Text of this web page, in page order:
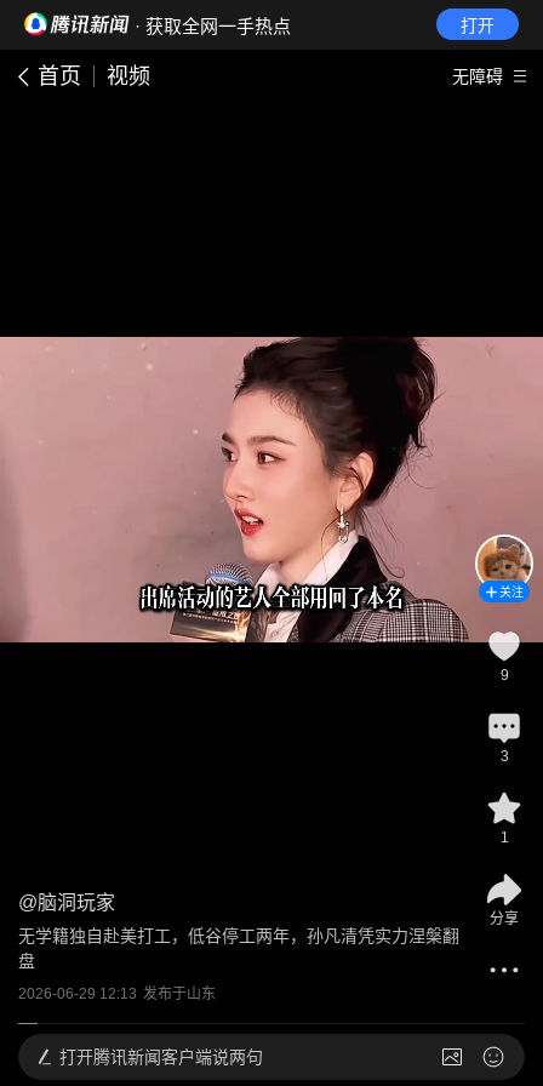
· 获取全网一手热点 打开
首页 视频 无障碍
@脑洞玩家
无学籍独自赴美打工，低谷停工两年，孙凡清凭实力涅槃翻
盘
2026-06-29 12:13 发布于山东
关注
9
3
1
分享
打开腾讯新闻客户端说两句